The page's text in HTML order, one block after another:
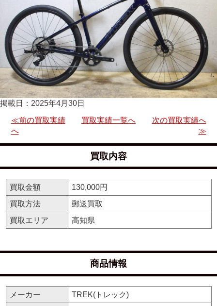
掲載日：2025年4月30日
≪前の買取実績
へ
買取実績一覧へ
次の買取実績へ
≫
買取内容
買取金額
130,000円
買取方法
郵送買取
買取エリア
高知県
商品情報
メーカー TREK(トレック)